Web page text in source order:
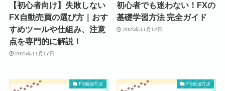
【初心者向け】失敗しない
FX自動売買の選び方｜おす
すめツールや仕組み、注意
点を専門的に解説！
2025年11月17日
初心者でも迷わない！FXの
基礎学習方法 完全ガイド
2025年11月12日
FX勉強方法 FX勉強方法